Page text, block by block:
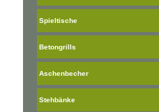
Spieltische
Betongrills
Aschenbecher
Stehbänke